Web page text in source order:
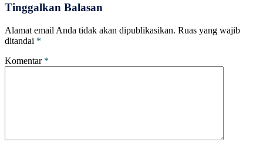
Tinggalkan Balasan
Alamat email Anda tidak akan dipublikasikan. Ruas yang wajib
ditandai *
Komentar *